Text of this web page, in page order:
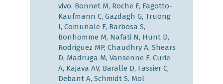
vivo. Bonnet M, Roche F, Fagotto-
Kaufmann C, Gazdagh G, Truong
I, Comunale F, Barbosa S,
Bonhomme M, Nafati N, Hunt D,
Rodriguez MP, Chaudhry A, Shears
D, Madruga M, Vansenne F, Curie
A, Kajava AV, Baralle D, Fassier C,
Debant A, Schmidt S. Mol